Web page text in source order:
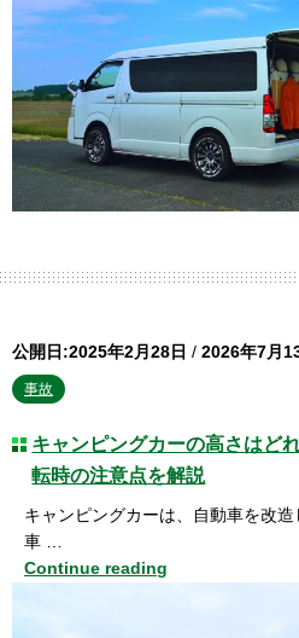
公開日:2025年2月28日 / 2026年7月
事故
キャンピングカーの高さはど
転時の注意点を解説
キャンピングカーは、自動車を改
車 …
Continue reading